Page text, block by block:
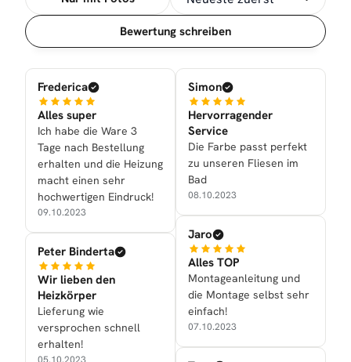
Sortierung
Bewertung schreiben
Frederica
Alles super
Ich habe die Ware 3
Tage nach Bestellung
erhalten und die Heizung
macht einen sehr
hochwertigen Eindruck!
09.10.2023
Peter Binderta
Wir lieben den
Heizkörper
Lieferung wie
versprochen schnell
erhalten!
Simon
Hervorragender
Service
Die Farbe passt perfekt
zu unseren Fliesen im
Bad
08.10.2023
Jaro
Alles TOP
Montageanleitung und
die Montage selbst sehr
einfach!
07.10.2023